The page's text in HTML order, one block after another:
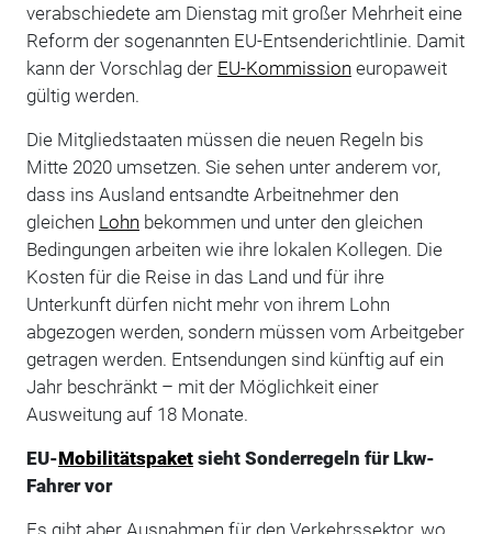
verabschiedete am Dienstag mit großer Mehrheit eine
Reform der sogenannten EU-Entsenderichtlinie. Damit
kann der Vorschlag der EU-Kommission europaweit
gültig werden.
Die Mitgliedstaaten müssen die neuen Regeln bis
Mitte 2020 umsetzen. Sie sehen unter anderem vor,
dass ins Ausland entsandte Arbeitnehmer den
gleichen Lohn bekommen und unter den gleichen
Bedingungen arbeiten wie ihre lokalen Kollegen. Die
Kosten für die Reise in das Land und für ihre
Unterkunft dürfen nicht mehr von ihrem Lohn
abgezogen werden, sondern müssen vom Arbeitgeber
getragen werden. Entsendungen sind künftig auf ein
Jahr beschränkt – mit der Möglichkeit einer
Ausweitung auf 18 Monate.
EU-Mobilitätspaketsieht Sonderregeln für Lkw-
Fahrer vor
Es gibt aber Ausnahmen für den Verkehrssektor, wo